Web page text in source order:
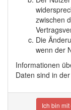
zwischen
Die
wenn der
Informationen
Daten sind in